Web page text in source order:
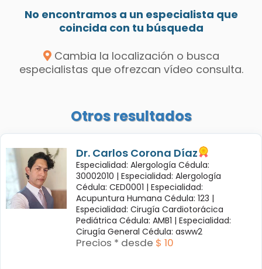
No encontramos a un especialista que
coincida con tu búsqueda
Cambia la localización o busca
especialistas que ofrezcan vídeo consulta.
Otros resultados
Dr. Carlos Corona Díaz
Especialidad: Alergología Cédula:
30002010 | Especialidad: Alergología
Cédula: CED0001 | Especialidad:
Acupuntura Humana Cédula: 123 |
Especialidad: Cirugía Cardiotorácica
Pediátrica Cédula: AMB1 | Especialidad:
Cirugía General Cédula: asww2
Precios * desde $ 10